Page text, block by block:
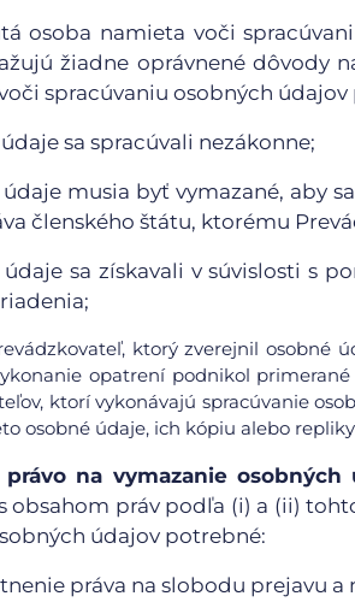
osoba namieta voči
žiadne oprávnené dôvody
spracúvaniu osobných údajov
sa spracúvali nezákonne;
musia byť vymazané, aby
členského štátu, ktorému
údaje sa získavali v súvislosti s
ktorý zverejnil osobné
opatrení podnikol
ktorí vykonávajú spracúvanie
osobné údaje, ich kópiu alebo
právo na vymazanie
obsahom práv podľa (i) a (ii)
údajov potrebné:
práva na slobodu prejavu a